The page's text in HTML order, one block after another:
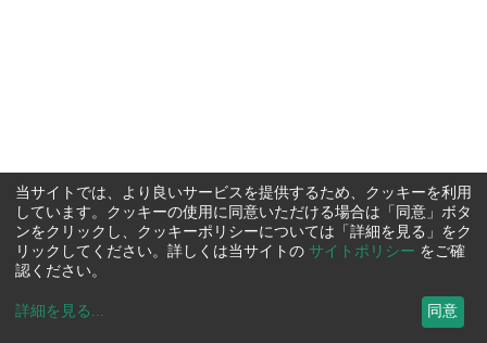
当サイトでは、より良いサービスを提供するため、クッキーを利用
しています。クッキーの使用に同意いただける場合は「同意」ボタ
ンをクリックし、クッキーポリシーについては「詳細を見る」をク
リックしてください。詳しくは当サイトの サイトポリシー をご確
認ください。
詳細を見る ... 同意